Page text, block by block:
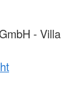
- Villa